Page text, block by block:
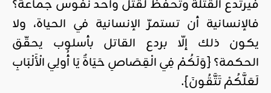
فيرتدع القتلة وتحفظ لقتل واحد نفوس جماعة؟
فالإنسانية أن تستمرّ الإنسانية في الحياة، ولا
يكون ذلك إلّا بردع القاتل بأسلوب يحقّق
الحكمة؟ {وَلَكُمْ فِي الْقِصَاصِ حَيَاةٌ يَا أُولِي الْأَلْبَابِ
لَعَلَّكُمْ تَتَّقُونَ}.